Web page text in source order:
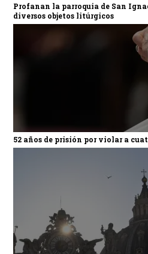
Profanan la parroquia de San
diversos objetos litúrgicos
52 años de prisión por violar a